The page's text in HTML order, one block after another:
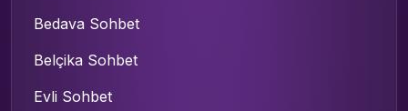
Bedava Sohbet
Belçika Sohbet
Evli Sohbet